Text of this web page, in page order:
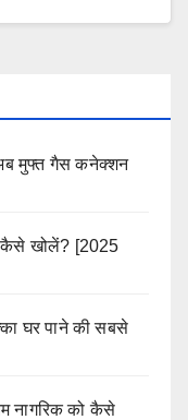
मुफ्त गैस कनेक्शन
खोलें? [2025
घर पाने की सबसे
नागरिक को कैसे